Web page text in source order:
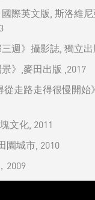
國際英文版, 斯洛維
週》攝影誌, 獨立出
》,麥田出版 ,2017
從走路走得很慢開始
⽂化, 2011
園城市, 2010
2009